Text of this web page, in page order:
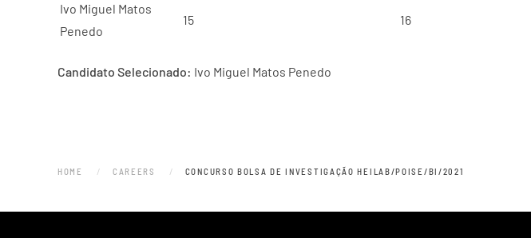
Ivo Miguel Matos
Penedo
15 16
Candidato Selecionado: Ivo Miguel Matos Penedo
HOME CAREERS CONCURSO BOLSA DE INVESTIGAÇÃO HEILAB/POISE/BI/2021